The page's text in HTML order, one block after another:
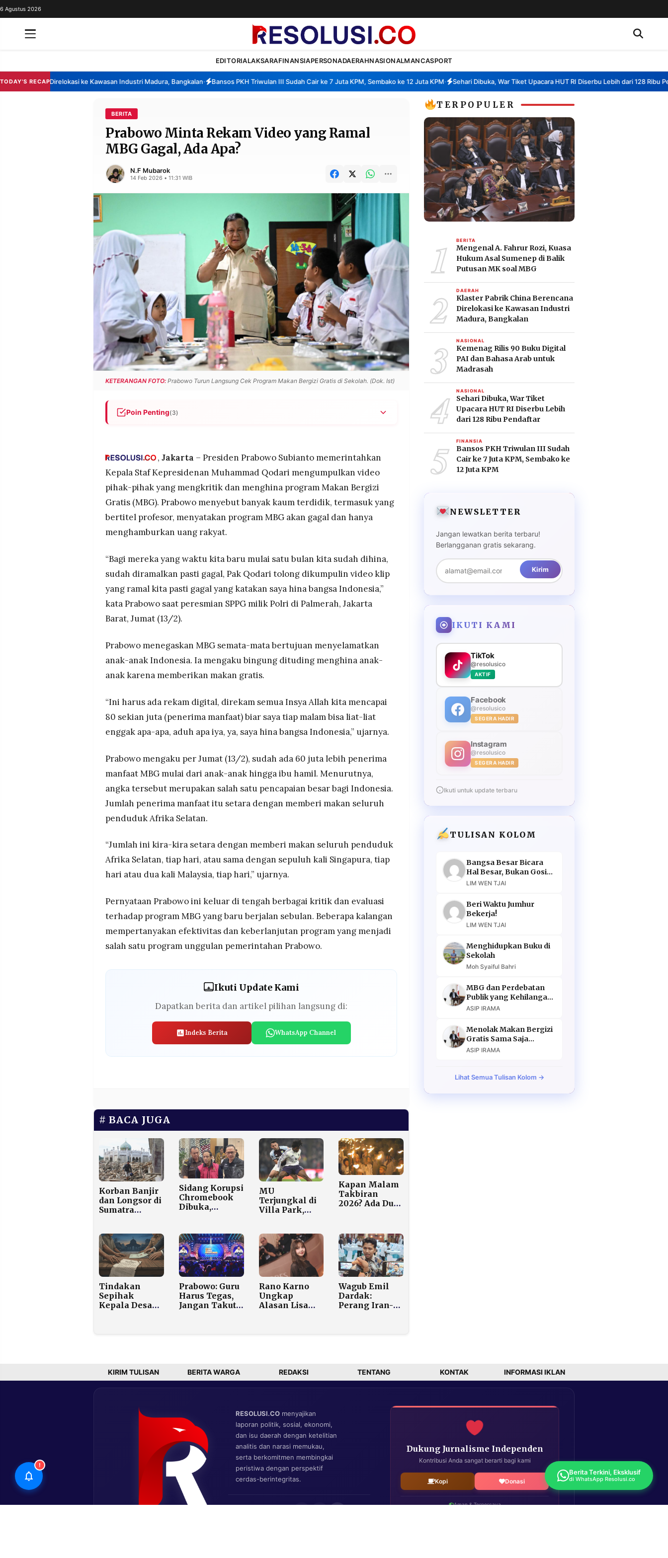
REDAKSI
BERITA
TULISAN
6 Agustus 2026
EDITORIALAKSARAFINANSIAPERSONADAERAHNASIONALMANCASPORT
TODAY'S RECAPDirelokasi ke Kawasan Industri Madura, Bangkalan• Bansos PKH Triwulan III Sudah Cair ke 7 Juta KPM, Sembako ke 12 Juta KPM • Sehari Dibuka, War Tiket Upacara HUT RI Diserbu Lebih dari 128 Ribu
BERITA
Prabowo Minta Rekam Video yang Ramal
MBG Gagal, Ada Apa?
N.F Mubarok
14 Feb 2026 • 11:31 WIB
KETERANGAN FOTO: Prabowo Turun Langsung Cek Program Makan Bergizi Gratis di Sekolah. (Dok. Ist)
Poin Penting(3)
Presiden sebut per Jumat (13/2) sudah ada 60 juta penerima manfaat MBG,
menghina anak-anak karena beri makan gratis
, Jakarta – Presiden Prabowo Subianto memerintahkan
Kepala Staf Kepresidenan Muhammad Qodari mengumpulkan video
pihak-pihak yang mengkritik dan menghina program Makan Bergizi
Gratis (MBG). Prabowo menyebut banyak kaum terdidik, termasuk yang
bertitel profesor, menyatakan program MBG akan gagal dan hanya
menghamburkan uang rakyat.
“Bagi mereka yang waktu kita baru mulai satu bulan kita sudah dihina,
sudah diramalkan pasti gagal, Pak Qodari tolong dikumpulin video klip
yang ramal kita pasti gagal yang katakan saya hina bangsa Indonesia,”
kata Prabowo saat peresmian SPPG milik Polri di Palmerah, Jakarta
Barat, Jumat (13/2).
Prabowo menegaskan MBG semata-mata bertujuan menyelamatkan
anak-anak Indonesia. Ia mengaku bingung dituding menghina anak-
anak karena memberikan makan gratis.
“Ini harus ada rekam digital, direkam semua Insya Allah kita mencapai
80 sekian juta (penerima manfaat) biar saya tiap malam bisa liat-liat
enggak apa-apa, aduh apa iya, ya, saya hina bangsa Indonesia,” ujarnya.
Prabowo mengaku per Jumat (13/2), sudah ada 60 juta lebih penerima
manfaat MBG mulai dari anak-anak hingga ibu hamil. Menurutnya,
angka tersebut merupakan salah satu pencapaian besar bagi Indonesia.
Jumlah penerima manfaat itu setara dengan memberi makan seluruh
penduduk Afrika Selatan.
“Jumlah ini kira-kira setara dengan memberi makan seluruh penduduk
Afrika Selatan, tiap hari, atau sama dengan sepuluh kali Singapura, tiap
hari atau dua kali Malaysia, tiap hari,” ujarnya.
Pernyataan Prabowo ini keluar di tengah berbagai kritik dan evaluasi
terhadap program MBG yang baru berjalan sebulan. Beberapa kalangan
mempertanyakan efektivitas dan keberlanjutan program yang menjadi
salah satu program unggulan pemerintahan Prabowo.
Ikuti Update Kami
Dapatkan berita dan artikel pilihan langsung di:
Indeks Berita WhatsApp Channel
BACA JUGA
Korban Banjir
dan Longsor di
Sumatra
Pemerintah
Belum
Tetapkan
Status Bencana
Nasional
Sidang Korupsi
Chromebook
Dibuka,
Hadir
MU
Terjungkal di
Villa Park,
Kapan Malam
Takbiran
2026? Ada Dua
Penjelasannya
Tindakan
Sepihak
Kepala Desa
Hukum
Prabowo: Guru
Harus Tegas,
Jangan Takut
Rano Karno
Ungkap
Alasan Lisa
Wagub Emil
Dardak:
Perang Iran-
TERPOPULER
1 BERITA
Mengenal A. Fahrur Rozi, Kuasa
Hukum Asal Sumenep di Balik
Putusan MK soal MBG
2 DAERAH
Klaster Pabrik China Berencana
Direlokasi ke Kawasan Industri
Madura, Bangkalan
3 NASIONAL
Kemenag Rilis 90 Buku Digital
PAI dan Bahasa Arab untuk
Madrasah
4 NASIONAL
Sehari Dibuka, War Tiket
Upacara HUT RI Diserbu Lebih
dari 128 Ribu Pendaftar
5 FINANSIA
Bansos PKH Triwulan III Sudah
Cair ke 7 Juta KPM, Sembako ke
12 Juta KPM
NEWSLETTER
Jangan lewatkan berita terbaru!
Berlangganan gratis sekarang.
Kirim
IKUTI KAMI
TikTok
@resolusico
AKTIF
Facebook
@resolusico
SEGERA HADIR
Instagram
@resolusico
SEGERA HADIR
Ikuti untuk update terbaru
TULISAN KOLOM
Bangsa Besar Bicara
Hal Besar, Bukan Gosip
Murahan
LIM WEN TJAI
Beri Waktu Jumhur
Bekerja!
LIM WEN TJAI
Menghidupkan Buku di
Sekolah
Moh Syaiful Bahri
MBG dan Perdebatan
Publik yang Kehilangan
Argumen
ASIP IRAMA
Menolak Makan Bergizi
Gratis Sama Saja
Menolak Masa Depan
ASIP IRAMA
Lihat Semua Tulisan Kolom →
KIRIM TULISAN BERITA WARGA REDAKSI TENTANG KONTAK INFORMASI IKLAN
RESOLUSI.CO menyajikan
laporan politik, sosial, ekonomi,
dan isu daerah dengan ketelitian
analitis dan narasi memukau,
serta berkomitmen membingkai
peristiwa dengan perspektif
cerdas-berintegritas.
Dukung Jurnalisme Independen
Kontribusi Anda sangat berarti bagi kami
Kopi Donasi
Aman & Terpercaya
!
Berita Terkini, Eksklusif
di WhatsApp Resolusi.co